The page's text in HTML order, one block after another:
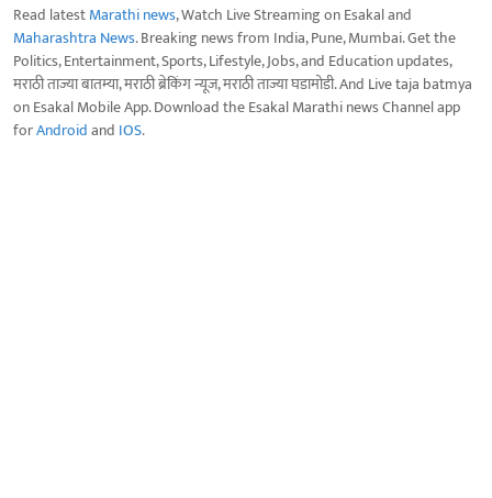
Read latestMarathi news, Watch Live Streaming on Esakal and
Maharashtra News. Breaking news from India, Pune, Mumbai. Get the
Politics, Entertainment, Sports, Lifestyle, Jobs, and Education updates,
मराठी ताज्या बातम्या, मराठी ब्रेकिंग न्यूज, मराठी ताज्या घडामोडी. And Live taja batmya
on Esakal Mobile App. Download the Esakal Marathi news Channel app
forAndroidand IOS.